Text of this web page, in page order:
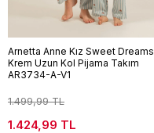
Arnetta Anne Kız Sweet Dreams
Krem Uzun Kol Pijama Takım
AR3734-A-V1
1.499,99 TL
1.424,99 TL